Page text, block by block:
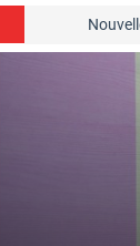
Nouvelle